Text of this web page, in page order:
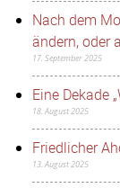
Nach dem
ändern, oder
17. September 2025
Eine Dekade
18. August 2025
Friedlicher
13. August 2025